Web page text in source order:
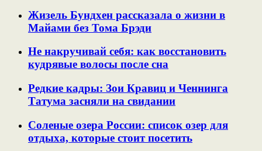
Жизель Бундхен рассказала о жизни в
Майами без Тома Брэди
Не накручивай себя: как восстановить
кудрявые волосы после сна
Редкие кадры: Зои Кравиц и Ченнинга
Татума засняли на свидании
Соленые озера России: список озер для
отдыха, которые стоит посетить